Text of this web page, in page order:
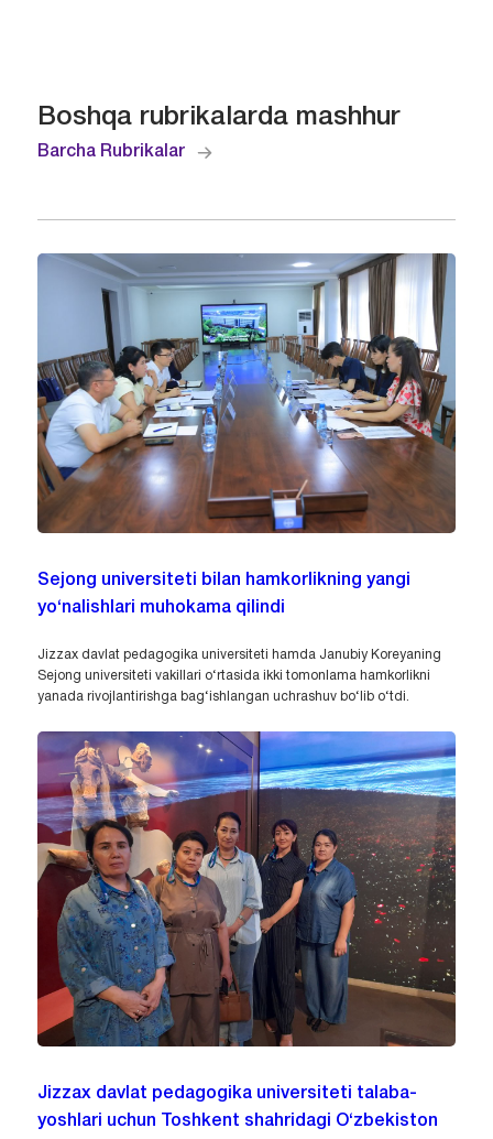
Boshqa rubrikalarda mashhur
Barcha Rubrikalar
Sejong universiteti bilan hamkorlikning yangi
yo‘nalishlari muhokama qilindi
Jizzax davlat pedagogika universiteti hamda Janubiy Koreyaning
Sejong universiteti vakillari o‘rtasida ikki tomonlama hamkorlikni
yanada rivojlantirishga bag‘ishlangan uchrashuv bo‘lib o‘tdi.
Jizzax davlat pedagogika universiteti talaba-
yoshlari uchun Toshkent shahridagi O‘zbekiston